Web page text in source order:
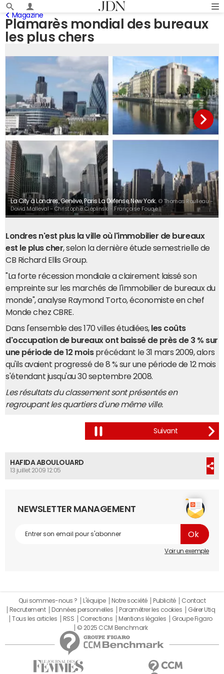
Plamarès mondial des bureaux
les plus chers
Magazine
La City à Londres, Genève, Paris La Défense, New York. © Thomas Roulleau -
David Malleval - Christophe Ciéplinski - Françoise Fouqe
Londres n'est plus la ville où l'immobilier de bureaux
est le plus cher, selon la dernière étude semestrielle de
CB Richard Ellis Group.
"La forte récession mondiale a clairement laissé son
empreinte sur les marchés de l'immobilier de bureaux du
monde", analyse Raymond Torto, économiste en chef
Monde chez CBRE.
Dans l'ensemble des 170 villes étudiées, les coûts
d'occupation de bureaux ont baissé de près de 3 % sur
une période de 12 moisprécédant le 31 mars 2009, alors
qu'ils avaient progressé de 8 % sur une période de 12 mois
s'étendant jusqu'au 30 septembre 2008.
Les résultats du classement sont présentés en
regroupant les quartiers d'une même ville.
HAFIDA ABOULOUARD
13 juillet 2009 12:05
NEWSLETTER MANAGEMENT
Voir un exemple
Qui sommes-nous ? L'équipe Notre société Publicité
Contact
Recrutement
Données personnelles Paramétrer les cookies
Gérer Utiq
Tous les articles
RSS Corrections Mentions légales
Groupe Figaro
© 2025 CCM Benchmark